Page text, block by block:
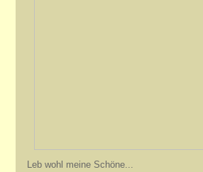
Leb wohl meine Schöne...